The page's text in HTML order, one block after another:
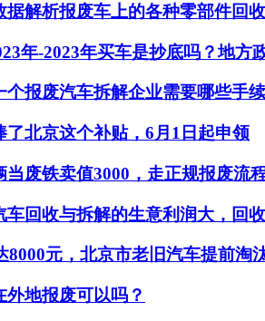
解析报废车上的各种零部件回
年-2023年买车是抄底吗？地方
报废汽车拆解企业需要哪些手
北京这个补贴，6月1日起申领
废铁卖值3000，走正规报废流
回收与拆解的生意利润大，回
元，北京市老旧汽车提前淘
地报废可以吗？